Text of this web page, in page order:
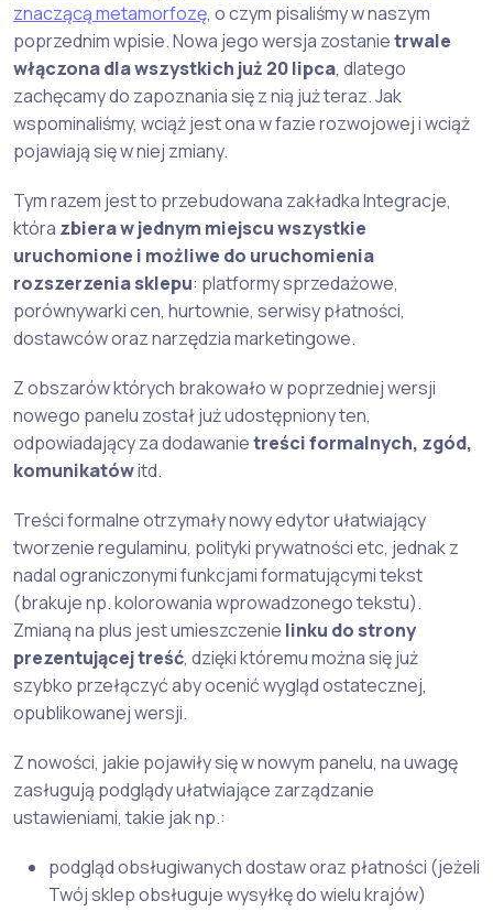
znaczącą metamorfozę, o czym pisaliśmy w naszym
poprzednim wpisie. Nowa jego wersja zostanietrwale
włączona dla wszystkich już 20 lipca, dlatego
zachęcamy do zapoznania się z nią już teraz. Jak
wspominaliśmy, wciąż jest ona w fazie rozwojowej i wciąż
pojawiają się w niej zmiany.
Tym razem jest to przebudowana zakładka Integracje,
która zbiera w jednym miejscu wszystkie
uruchomione i możliwe do uruchomienia
rozszerzenia sklepu: platformy sprzedażowe,
porównywarki cen, hurtownie, serwisy płatności,
dostawców oraz narzędzia marketingowe.
Z obszarów których brakowało w poprzedniej wersji
nowego panelu został już udostępniony ten,
odpowiadający za dodawanietreści formalnych, zgód,
komunikatówitd.
Treści formalne otrzymały nowy edytor ułatwiający
tworzenie regulaminu, polityki prywatności etc, jednak z
nadal ograniczonymi funkcjami formatującymi tekst
(brakuje np. kolorowania wprowadzonego tekstu).
Zmianą na plus jest umieszczenie linku do strony
prezentującej treść, dzięki któremu można się już
szybko przełączyć aby ocenić wygląd ostatecznej,
opublikowanej wersji.
Z nowości, jakie pojawiły się w nowym panelu, na uwagę
zasługują podglądy ułatwiające zarządzanie
ustawieniami, takie jak np.:
podgląd obsługiwanych dostaw oraz płatności (jeżeli
Twój sklep obsługuje wysyłkę do wielu krajów)